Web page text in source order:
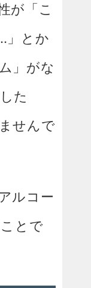
が「こ
」とか
」がな
た
せんで
ルコー
とで